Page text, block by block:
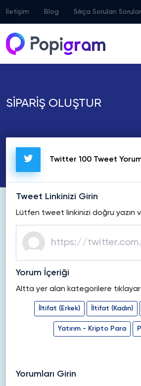
İletişim Blog Sıkça Sorulan Sorular
SİPARİŞ OLUŞTUR
Twitter 100 Tweet
Tweet Linkinizi Girin
Lütfen tweet linkinizi doğru yazın
Yorum İçeriği
Altta yer alan kategorilere
İltifat (Erkek) İltifat (Kadın)
Yatırım - Kripto Para
Yorumları Girin